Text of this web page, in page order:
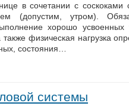
в сочетании с соскоками
(допустим, утром).
хорошо
физическая нагрузка
состояния…
системы